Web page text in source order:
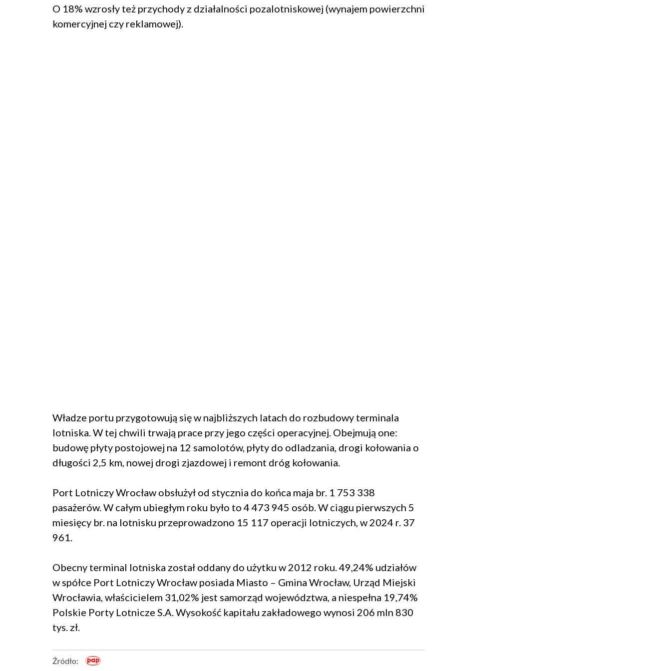
O 18% wzrosły też przychody z działalności pozalotniskowej (wynajem powierzchni
komercyjnej czy reklamowej).
Władze portu przygotowują się w najbliższych latach do rozbudowy terminala
lotniska. W tej chwili trwają prace przy jego części operacyjnej. Obejmują one:
budowę płyty postojowej na 12 samolotów, płyty do odladzania, drogi kołowania o
długości 2,5 km, nowej drogi zjazdowej i remont dróg kołowania.
Port Lotniczy Wrocław obsłużył od stycznia do końca maja br. 1 753 338
pasażerów. W całym ubiegłym roku było to 4 473 945 osób. W ciągu pierwszych 5
miesięcy br. na lotnisku przeprowadzono 15 117 operacji lotniczych, w 2024 r. 37
961.
Obecny terminal lotniska został oddany do użytku w 2012 roku. 49,24% udziałów
w spółce Port Lotniczy Wrocław posiada Miasto – Gmina Wrocław, Urząd Miejski
Wrocławia, właścicielem 31,02% jest samorząd województwa, a niespełna 19,74%
Polskie Porty Lotnicze S.A. Wysokość kapitału zakładowego wynosi 206 mln 830
tys. zł.
Źródło: